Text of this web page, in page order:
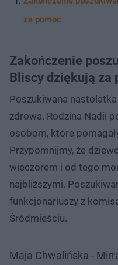
za pomoc
Zakończenie
Bliscy dziękują za
Poszukiwana nastolatka
zdrowa. Rodzina Nadii
osobom, które
Przypomnijmy, że
wieczorem i od tego
najbliższymi.
funkcjonariuszy z
Śródmieściu.
Maja Chwalińska -